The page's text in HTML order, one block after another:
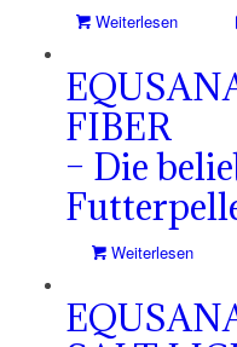
Weiterlesen
FIBER
– Die
Weiterlesen